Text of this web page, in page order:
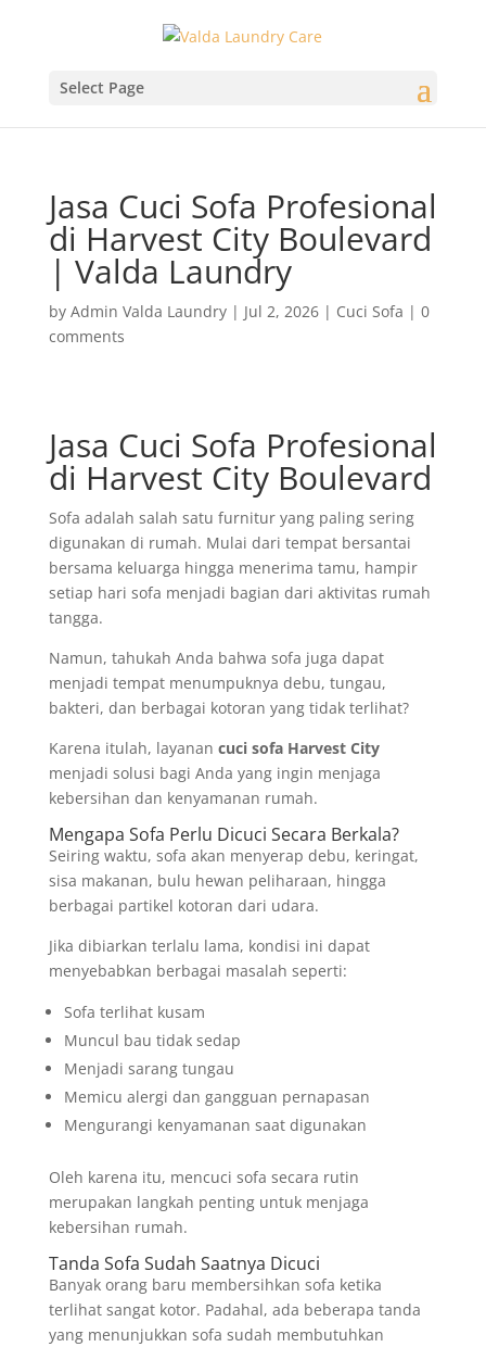
Select Page
Jasa Cuci Sofa Profesional
di Harvest City Boulevard
| Valda Laundry
by Admin Valda Laundry| Jul 2, 2026| Cuci Sofa | 0
comments
Jasa Cuci Sofa Profesional
di Harvest City Boulevard
Sofa adalah salah satu furnitur yang paling sering
digunakan di rumah. Mulai dari tempat bersantai
bersama keluarga hingga menerima tamu, hampir
setiap hari sofa menjadi bagian dari aktivitas rumah
tangga.
Namun, tahukah Anda bahwa sofa juga dapat
menjadi tempat menumpuknya debu, tungau,
bakteri, dan berbagai kotoran yang tidak terlihat?
Karena itulah, layanan cuci sofa Harvest City
menjadi solusi bagi Anda yang ingin menjaga
kebersihan dan kenyamanan rumah.
Mengapa Sofa Perlu Dicuci Secara Berkala?
Seiring waktu, sofa akan menyerap debu, keringat,
sisa makanan, bulu hewan peliharaan, hingga
berbagai partikel kotoran dari udara.
Jika dibiarkan terlalu lama, kondisi ini dapat
menyebabkan berbagai masalah seperti:
Sofa terlihat kusam
Muncul bau tidak sedap
Menjadi sarang tungau
Memicu alergi dan gangguan pernapasan
Mengurangi kenyamanan saat digunakan
Oleh karena itu, mencuci sofa secara rutin
merupakan langkah penting untuk menjaga
kebersihan rumah.
Tanda Sofa Sudah Saatnya Dicuci
Banyak orang baru membersihkan sofa ketika
terlihat sangat kotor. Padahal, ada beberapa tanda
yang menunjukkan sofa sudah membutuhkan